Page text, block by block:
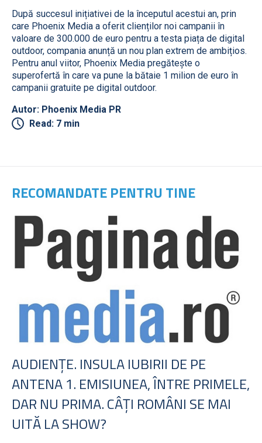
După succesul inițiativei de la începutul acestui an, prin
care Phoenix Media a oferit clienților noi campanii în
valoare de 300.000 de euro pentru a testa piața de digital
outdoor, compania anunță un nou plan extrem de ambițios.
Pentru anul viitor, Phoenix Media pregătește o
superofertă în care va pune la bătaie 1 milion de euro în
campanii gratuite pe digital outdoor.
Autor: Phoenix Media PR
Read: 7 min
RECOMANDATE PENTRU TINE
AUDIENŢE. INSULA IUBIRII DE PE
ANTENA 1. EMISIUNEA, ÎNTRE PRIMELE,
DAR NU PRIMA. CÂŢI ROMÂNI SE MAI
UITĂ LA SHOW?